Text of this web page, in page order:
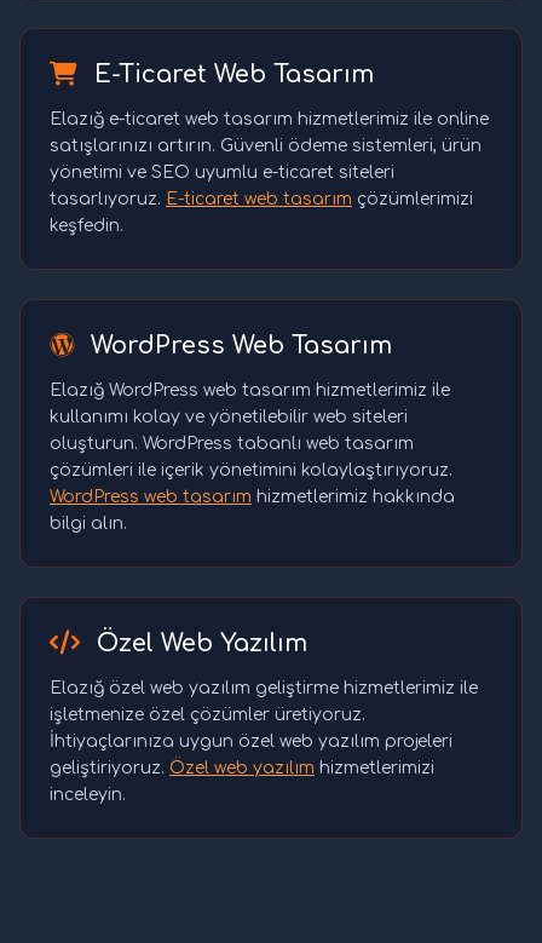
E-Ticaret Web Tasarım
Elazığ e-ticaret web tasarım hizmetlerimiz ile online
satışlarınızı artırın. Güvenli ödeme sistemleri, ürün
yönetimi ve SEO uyumlu e-ticaret siteleri
tasarlıyoruz. E-ticaret web tasarım çözümlerimizi
keşfedin.
WordPress Web Tasarım
Elazığ WordPress web tasarım hizmetlerimiz ile
kullanımı kolay ve yönetilebilir web siteleri
oluşturun. WordPress tabanlı web tasarım
çözümleri ile içerik yönetimini kolaylaştırıyoruz.
WordPress web tasarım hizmetlerimiz hakkında
bilgi alın.
Özel Web Yazılım
Elazığ özel web yazılım geliştirme hizmetlerimiz ile
işletmenize özel çözümler üretiyoruz.
İhtiyaçlarınıza uygun özel web yazılım projeleri
geliştiriyoruz. Özel web yazılım hizmetlerimizi
inceleyin.